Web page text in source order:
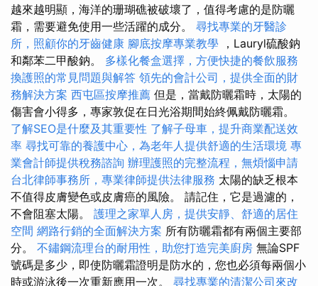
越來越明顯，海洋的珊瑚礁被破壞了，值得考慮的是防曬
霜，需要避免使用一些活躍的成分。 尋找專業的牙醫診
所，照顧你的牙齒健康 腳底按摩專業教學 ，Lauryl硫酸鈉
和鄰苯二甲酸鈉。 多樣化餐盒選擇，方便快捷的餐飲服務
換護照的常見問題與解答 領先的會計公司，提供全面的財
務解決方案 西屯區按摩推薦 但是，當戴防曬霜時，太陽的
傷害會小得多，專家敦促在日光浴期間始終佩戴防曬霜。
了解SEO是什麼及其重要性 了解子母車，提升商業配送效
率 尋找可靠的養護中心，為老年人提供舒適的生活環境 專
業會計師提供稅務諮詢 辦理護照的完整流程，無煩惱申請
台北律師事務所，專業律師提供法律服務 太陽的缺乏根本
不值得皮膚變色或皮膚癌的風險。 請記住，它是過濾的，
不會阻塞太陽。 護理之家單人房，提供安靜、舒適的居住
空間 網路行銷的全面解決方案 所有防曬霜都有兩個主要部
分。 不鏽鋼流理台的耐用性，助您打造完美廚房 無論SPF
號碼是多少，即使防曬霜證明是防水的，您也必須每兩個小
時或游泳後一次重新應用一次。 尋找專業的清潔公司來改